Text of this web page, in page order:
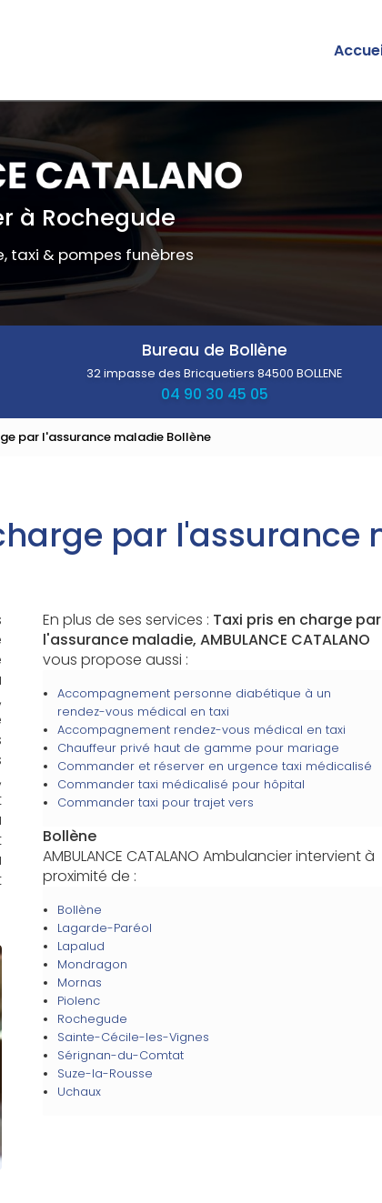
à Rochegude
taxi & pompes funèbres
Bureau de Bollène
32 impasse des Bricquetiers84500 BOLLENE
04 90 30 45 05
par l'assurance maladie Bollène
par l'assurance
En plus de ses services : Taxi pris en charge par
l'assurance maladie, AMBULANCE CATALANO
vous propose aussi :
Accompagnement personne diabétique à un
rendez-vous médical en taxi
Accompagnement rendez-vous médical en taxi
Chauffeur privé haut de gamme pour mariage
Commander et réserver en urgence taxi médicalisé
Commander taxi médicalisé pour hôpital
Commander taxi pour trajet vers
Bollène
AMBULANCE CATALANO Ambulancier intervient à
proximité de :
Bollène
Lagarde-Paréol
Lapalud
Mondragon
Mornas
Piolenc
Rochegude
Sainte-Cécile-les-Vignes
Sérignan-du-Comtat
Suze-la-Rousse
Uchaux